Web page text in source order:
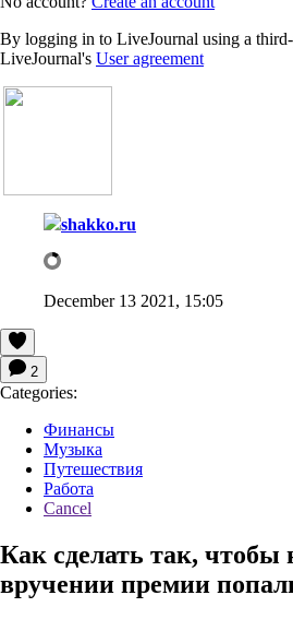
By logging in to LiveJournal using a
LiveJournal's User agreement
shakko.ru
December 13 2021, 15:05
2
Categories:
Финансы
Музыка
Путешествия
Работа
Cancel
Как сделать так, чтобы
вручении премии